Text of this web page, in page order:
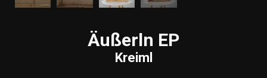
Äußerln EP
Kreiml